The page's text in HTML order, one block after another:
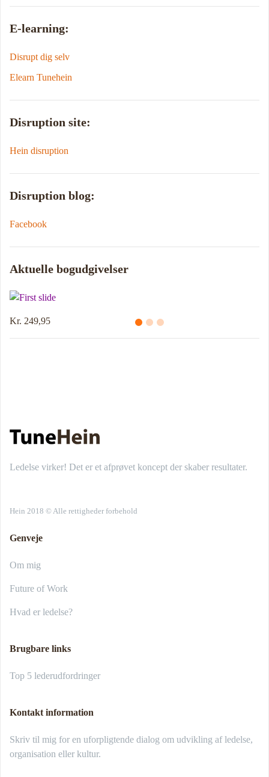
E-learning:
Disrupt dig selv
Elearn Tunehein
Disruption site:
Hein disruption
Disruption blog:
Facebook
Aktuelle bogudgivelser
Kr. 249,95
Ledelse virker! Det er et afprøvet koncept der skaber resultater.
Hein 2018 © Alle rettigheder forbehold
Genveje
Om mig
Future of Work
Hvad er ledelse?
Brugbare links
Top 5 lederudfordringer
Kontakt information
Skriv til mig for en uforpligtende dialog om udvikling af ledelse,
organisation eller kultur.